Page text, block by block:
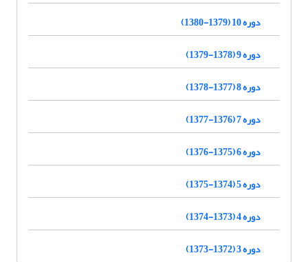
دوره 10 (1379-1380)
دوره 9 (1378-1379)
دوره 8 (1377-1378)
دوره 7 (1376-1377)
دوره 6 (1375-1376)
دوره 5 (1374-1375)
دوره 4 (1373-1374)
دوره 3 (1372-1373)